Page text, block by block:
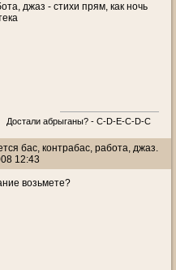
джаз - стихи прям, как ночь
Достали абрыганы? - С-D-E-C-D-C
бас, контрабас, работа, джаз.
12:43
возьмете?